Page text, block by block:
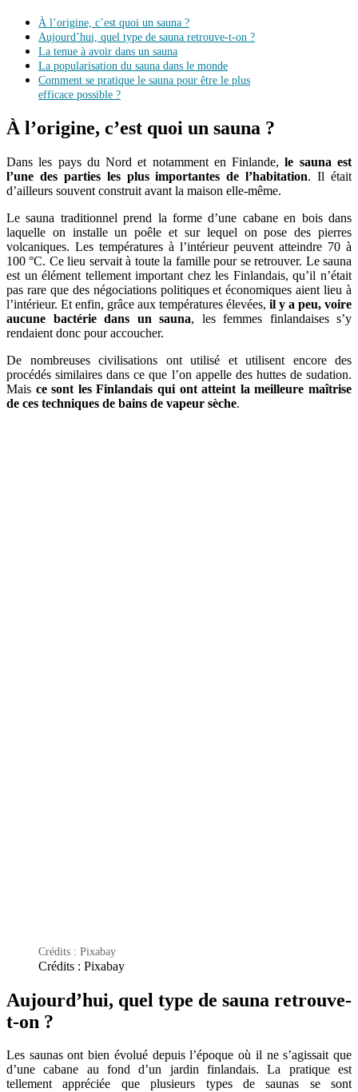
À l’origine, c’est quoi un sauna ?
Aujourd’hui, quel type de sauna retrouve-t-on ?
La tenue à avoir dans un sauna
La popularisation du sauna dans le monde
Comment se pratique le sauna pour être le plus
efficace possible ?
À l’origine, c’est quoi un sauna ?
Dans les pays du Nord et notamment en Finlande,le sauna est
l’une des parties les plus importantes de l’habitation. Il était
d’ailleurs souvent construit avant la maison elle-même.
Le sauna traditionnel prend la forme d’une cabane en bois dans
laquelle on installe un poêle et sur lequel on pose des pierres
volcaniques. Les températures à l’intérieur peuvent atteindre 70 à
100 °C. Ce lieu servait à toute la famille pour se retrouver. Le sauna
est un élément tellement important chez les Finlandais, qu’il n’était
pas rare que des négociations politiques et économiques aient lieu à
l’intérieur. Et enfin, grâce aux températures élevées, il y a peu, voire
aucune bactérie dans un sauna, les femmes finlandaises s’y
rendaient donc pour accoucher.
De nombreuses civilisations ont utilisé et utilisent encore des
procédés similaires dans ce que l’on appelle des huttes de sudation.
Mais ce sont les Finlandais qui ont atteint la meilleure maîtrise
de ces techniques de bains de vapeur sèche.
Crédits : Pixabay
Crédits : Pixabay
Aujourd’hui, quel type de sauna retrouve-
t-on ?
Les saunas ont bien évolué depuis l’époque où il ne s’agissait que
d’une cabane au fond d’un jardin finlandais. La pratique est
tellement appréciée que plusieurs types de saunas se sont